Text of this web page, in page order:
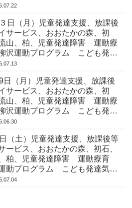
る 発達障害 放デイ 自閉
日（月）児童発達支援、放課後
サービス、おおたかの森、初
山、柏、児童発達障害 運動療
沢運動プログラム こども発達
る 発達障害 放デイ 自閉
日（月）児童発達支援、放課後
サービス、おおたかの森、初
山、柏、児童発達障害 運動療
沢運動プログラム こども発達
る 発達障害 放デイ 自閉
（土）児童発達支援、放課後等
ービス、おおたかの森、初石、
柏、児童発達障害 運動療育
動プログラム こども発達気に
発達障害 放デイ 自閉症